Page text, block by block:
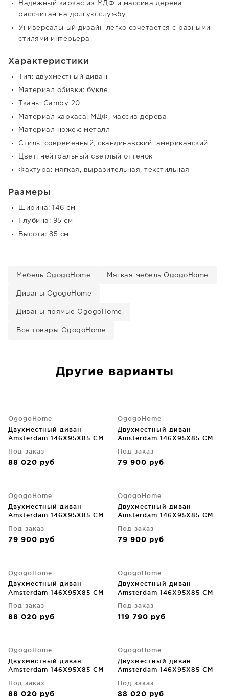
Надёжный каркас из МДФ и массива дерева
рассчитан на долгую службу
Универсальный дизайн легко сочетается с разными
стилями интерьера
Характеристики
Тип: двухместный диван
Материал обивки: букле
Ткань: Camby 20
Материал каркаса: МДФ, массив дерева
Материал ножек: металл
Стиль: современный, скандинавский, американский
Цвет: нейтральный светлый оттенок
Фактура: мягкая, выразительная, текстильная
Размеры
Ширина: 146 см
Глубина: 95 см
Высота: 85 см
Мебель OgogoHome Мягкая мебель OgogoHome
Диваны OgogoHome
Диваны прямые OgogoHome
Все товары OgogoHome
Другие варианты
OgogoHome
Двухместный диван
Amsterdam 146X95X85 CM
Под заказ
88 020 руб
OgogoHome
Двухместный диван
Amsterdam 146X95X85 CM
Под заказ
79 900 руб
OgogoHome
Двухместный диван
Amsterdam 146X95X85 CM
Под заказ
79 900 руб
OgogoHome
Двухместный диван
Amsterdam 146X95X85 CM
Под заказ
79 900 руб
OgogoHome
Двухместный диван
Amsterdam 146X95X85 CM
Под заказ
88 020 руб
OgogoHome
Двухместный диван
Amsterdam 146X95X85 CM
Под заказ
119 790 руб
OgogoHome
Двухместный диван
Amsterdam 146X95X85 CM
Под заказ
88 020 руб
OgogoHome
Двухместный диван
Amsterdam 146X95X85 CM
Под заказ
88 020 руб